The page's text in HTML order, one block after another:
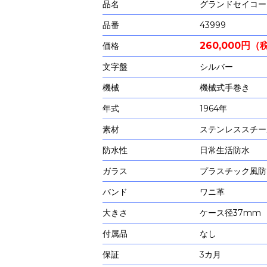
品名
グランドセイコー
品番
43999
価格
260,000円（税
文字盤
シルバー
機械
機械式手巻き
年式
1964年
素材
ステンレススチ
防水性
日常生活防水
ガラス
プラスチック風防
バンド
ワニ革
大きさ
ケース径37mm
付属品
なし
保証
3カ月